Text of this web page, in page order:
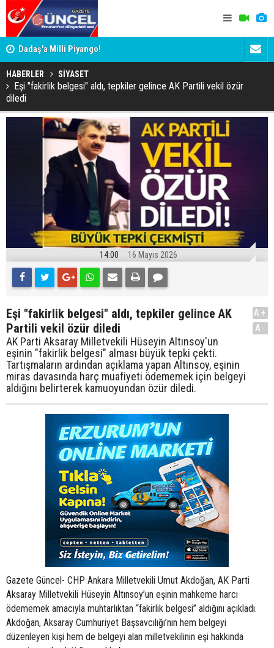
Dadaş'a Milli Piyango! Dadaş'a
HABERLER SİYASET
Eşi "fakirlik belgesi" aldı, tepkiler gelince AK Partili vekil özür
diledi
14:00 16 Mayıs 2026
Eşi "fakirlik belgesi" aldı, tepkiler gelince AK
Partili vekil özür diledi
AK Parti Aksaray Milletvekili Hüseyin Altınsoy'un
eşinin "fakirlik belgesi" alması büyük tepki çekti.
Tartışmaların ardından açıklama yapan Altınsoy, eşinin
miras davasında harç muafiyeti ödememek için belgeyi
aldığını belirterek kamuoyundan özür diledi.
A+
A-
Gazete Güncel- CHP Ankara Milletvekili Umut Akdoğan, AK Parti
Aksaray Milletvekili Hüseyin Altınsoy’un eşinin mahkeme harcı
ödememek amacıyla muhtarlıktan “fakirlik belgesi” aldığını açıkladı.
Akdoğan, Aksaray Cumhuriyet Başsavcılığı’nın hem belgeyi
düzenleyen kişi hem de belgeyi alan milletvekilinin eşi hakkında